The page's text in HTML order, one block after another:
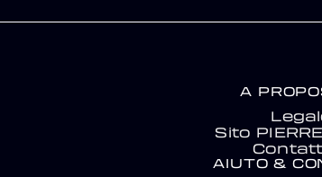
A
Sito
AIUTO &